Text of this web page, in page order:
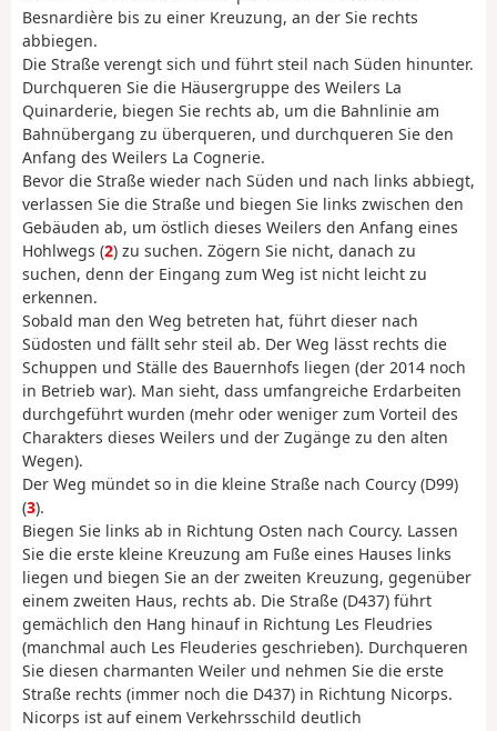
Besnardière bis zu einer Kreuzung, an der Sie rechts
abbiegen.
Die Straße verengt sich und führt steil nach Süden hinunter.
Durchqueren Sie die Häusergruppe des Weilers La
Quinarderie, biegen Sie rechts ab, um die Bahnlinie am
Bahnübergang zu überqueren, und durchqueren Sie den
Anfang des Weilers La Cognerie.
Bevor die Straße wieder nach Süden und nach links abbiegt,
verlassen Sie die Straße und biegen Sie links zwischen den
Gebäuden ab, um östlich dieses Weilers den Anfang eines
Hohlwegs (2) zu suchen. Zögern Sie nicht, danach zu
suchen, denn der Eingang zum Weg ist nicht leicht zu
erkennen.
Sobald man den Weg betreten hat, führt dieser nach
Südosten und fällt sehr steil ab. Der Weg lässt rechts die
Schuppen und Ställe des Bauernhofs liegen (der 2014 noch
in Betrieb war). Man sieht, dass umfangreiche Erdarbeiten
durchgeführt wurden (mehr oder weniger zum Vorteil des
Charakters dieses Weilers und der Zugänge zu den alten
Wegen).
Der Weg mündet so in die kleine Straße nach Courcy (D99)
(3).
Biegen Sie links ab in Richtung Osten nach Courcy. Lassen
Sie die erste kleine Kreuzung am Fuße eines Hauses links
liegen und biegen Sie an der zweiten Kreuzung, gegenüber
einem zweiten Haus, rechts ab. Die Straße (D437) führt
gemächlich den Hang hinauf in Richtung Les Fleudries
(manchmal auch Les Fleuderies geschrieben). Durchqueren
Sie diesen charmanten Weiler und nehmen Sie die erste
Straße rechts (immer noch die D437) in Richtung Nicorps.
Nicorps ist auf einem Verkehrsschild deutlich